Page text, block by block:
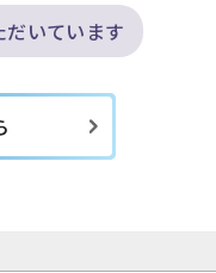
いています